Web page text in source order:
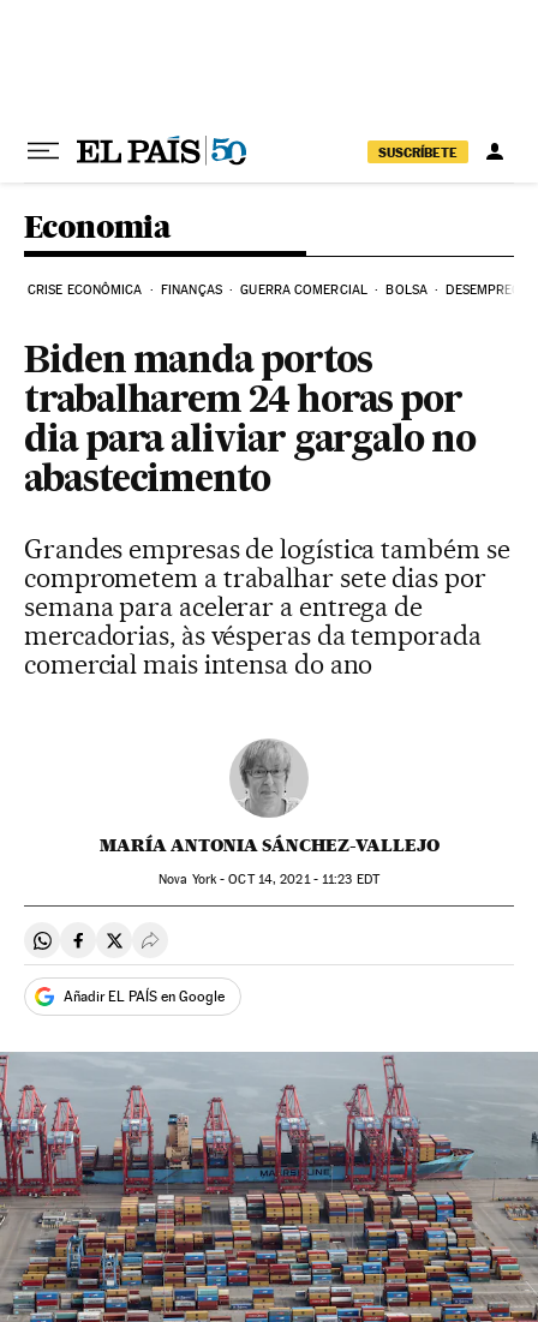
SUSCRÍBETE
Economia
CRISE ECONÔMICA FINANÇAS GUERRA COMERCIAL BOLSA DESEMPREGO
Biden manda portos
trabalharem 24 horas por
dia para aliviar gargalo no
abastecimento
Grandes empresas de logística também se
comprometem a trabalhar sete dias por
semana para acelerar a entrega de
mercadorias, às vésperas da temporada
comercial mais intensa do ano
MARÍA ANTONIA SÁNCHEZ-VALLEJO
Nova York -OCT14, 2021 - 11:23 EDT
Compartir en Whatsapp
Compartir en Facebook
Compartir en Twitter
Desplegar Redes Sociales
Añadir EL PAÍS en Google